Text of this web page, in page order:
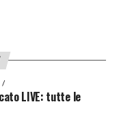
LIVE: tutte le